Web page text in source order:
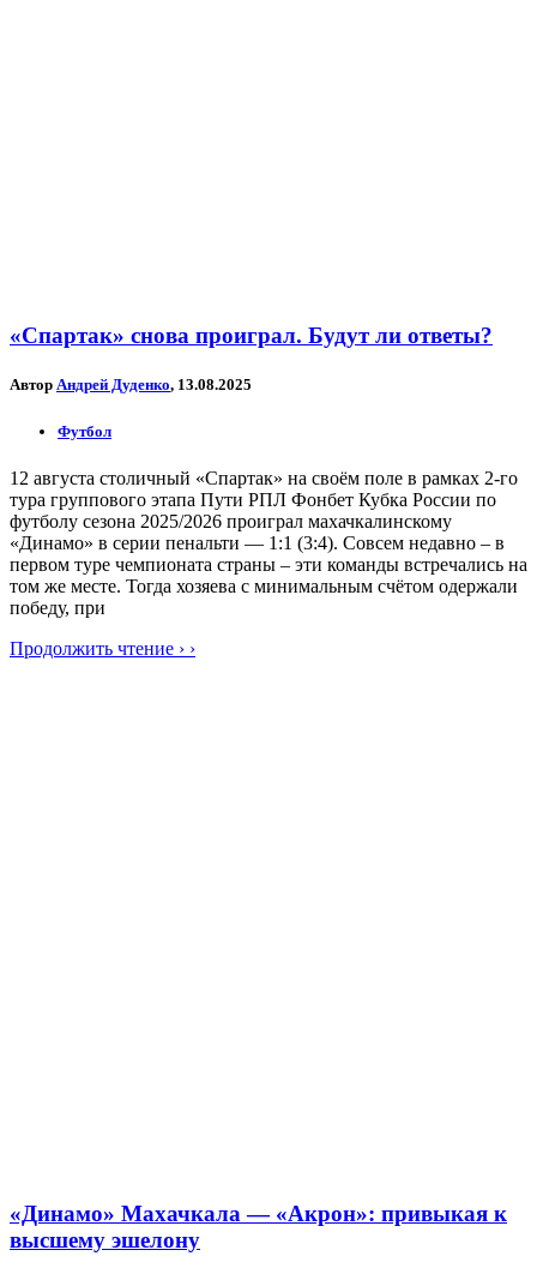
«Спартак» снова проиграл. Будут ли ответы?
Автор Андрей Дуденко, 13.08.2025
Футбол
12 августа столичный «Спартак» на своём поле в рамках 2-го
тура группового этапа Пути РПЛ Фонбет Кубка России по
футболу сезона 2025/2026 проиграл махачкалинскому
«Динамо» в серии пенальти — 1:1 (3:4). Совсем недавно – в
первом туре чемпионата страны – эти команды встречались на
том же месте. Тогда хозяева с минимальным счётом одержали
победу, при
Продолжить чтение › ›
«Динамо» Махачкала — «Акрон»: привыкая к
высшему эшелону